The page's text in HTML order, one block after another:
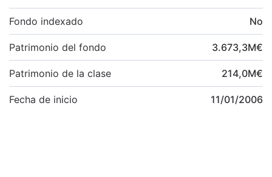
Fondo indexado No
Patrimonio del fondo 3.673,3M€
Patrimonio de la clase 214,0M€
Fecha de inicio 11/01/2006